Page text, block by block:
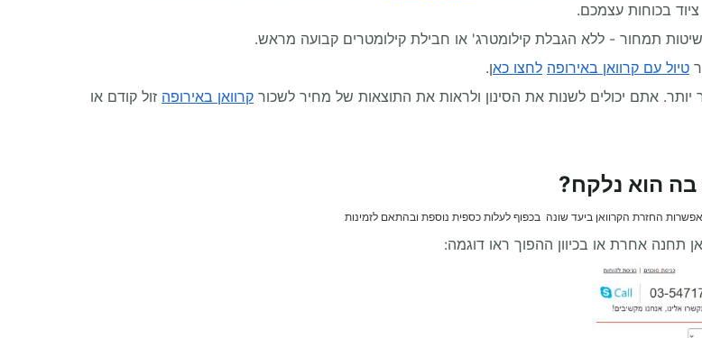
בכוחות עצמכם.
טיול עם קרוואן באירופה לחצו כאן.
אתם יכולים לשנות את הסינון ולראות את התוצאות של מחיר לשכור קרוואן באירופה זול קודם או
בה הוא נלקח?
החזרת הקרוואן ביעד שונה בכפוף לעלות כספית נוספת ובהתאם לזמינות
תחנה אחרת או בכיוון ההפוך ראו דוגמה: